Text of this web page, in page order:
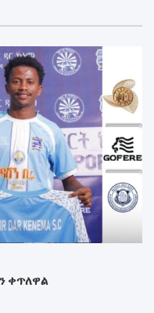
ቀጥለዋል